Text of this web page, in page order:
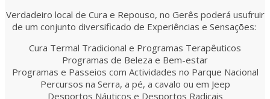
Verdadeiro local de Cura e Repouso, no Gerês poderá usufruir
de um conjunto diversificado de Experiências e Sensações:
Cura Termal Tradicional e Programas Terapêuticos
Programas de Beleza e Bem-estar
Programas e Passeios com Actividades no Parque Nacional
Percursos na Serra, a pé, a cavalo ou em Jeep
Desportos Náuticos e Desportos Radicais